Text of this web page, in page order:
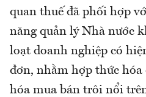
quan thuế đã phối hợp
năng quản lý Nhà nước
loạt doanh nghiệp có
đơn, nhằm hợp thức hóa
hóa mua bán trôi nổi